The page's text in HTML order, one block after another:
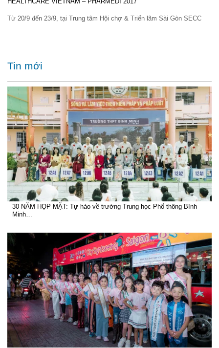
Từ 20/9 đến 23/9, tại Trung tâm Hội chợ & Triển lãm Sài Gòn SECC
Tin mới
30 NĂM HỌP MẶT: Tự hào về trường Trung học Phổ thông Bình
Minh…